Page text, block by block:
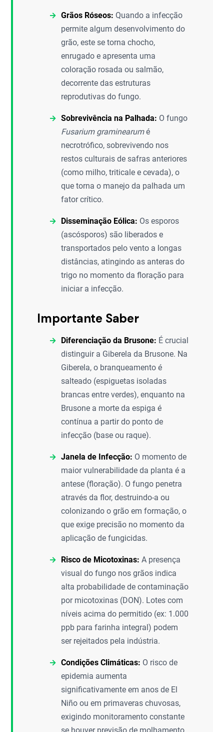
Grãos Róseos: Quando a infecção
permite algum desenvolvimento do
grão, este se torna chocho,
enrugado e apresenta uma
coloração rosada ou salmão,
decorrente das estruturas
reprodutivas do fungo.
Sobrevivência na Palhada: O fungo
Fusarium graminearumé
necrotrófico, sobrevivendo nos
restos culturais de safras anteriores
(como milho, triticale e cevada), o
que torna o manejo da palhada um
fator crítico.
Disseminação Eólica: Os esporos
(ascósporos) são liberados e
transportados pelo vento a longas
distâncias, atingindo as anteras do
trigo no momento da floração para
iniciar a infecção.
Importante Saber
Diferenciação da Brusone: É crucial
distinguir a Giberela da Brusone. Na
Giberela, o branqueamento é
salteado (espiguetas isoladas
brancas entre verdes), enquanto na
Brusone a morte da espiga é
contínua a partir do ponto de
infecção (base ou raque).
Janela de Infecção: O momento de
maior vulnerabilidade da planta é a
antese (floração). O fungo penetra
através da flor, destruindo-a ou
colonizando o grão em formação, o
que exige precisão no momento da
aplicação de fungicidas.
Risco de Micotoxinas: A presença
visual do fungo nos grãos indica
alta probabilidade de contaminação
por micotoxinas (DON). Lotes com
níveis acima do permitido (ex: 1.000
ppb para farinha integral) podem
ser rejeitados pela indústria.
Condições Climáticas: O risco de
epidemia aumenta
significativamente em anos de El
Niño ou em primaveras chuvosas,
exigindo monitoramento constante
se houver previsão de molhamento